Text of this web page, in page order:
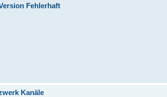
Fehlerhaft
Kanäle